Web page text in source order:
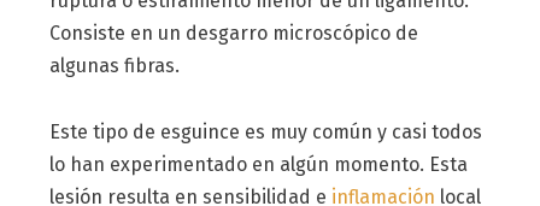
Consiste en un desgarro microscópico de
algunas fibras.
Este tipo de esguince es muy común y casi todos
lo han experimentado en algún momento. Esta
lesión resulta en sensibilidad e inflamación local